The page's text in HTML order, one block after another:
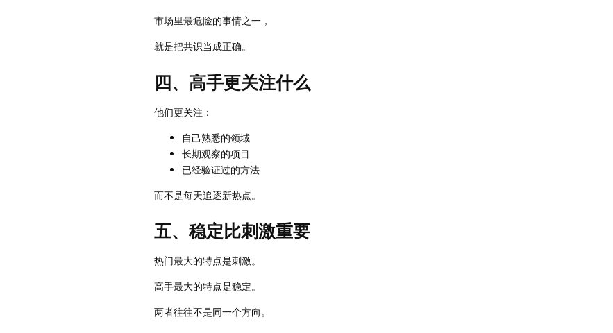
市场里最危险的事情之一，
就是把共识当成正确。
四、高手更关注什么
他们更关注：
自己熟悉的领域
长期观察的项目
已经验证过的方法
而不是每天追逐新热点。
五、稳定比刺激重要
热门最大的特点是刺激。
高手最大的特点是稳定。
两者往往不是同一个方向。